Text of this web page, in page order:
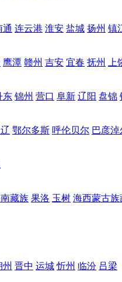
通 连云港 淮安 盐城 扬州 镇
鹰潭 赣州 吉安 宜春 抚州 上
东 锦州 营口 阜新 辽阳 盘锦
鄂尔多斯 呼伦贝尔 巴彦淖
藏族 果洛 玉树 海西蒙古族
州 晋中 运城 忻州 临汾 吕梁